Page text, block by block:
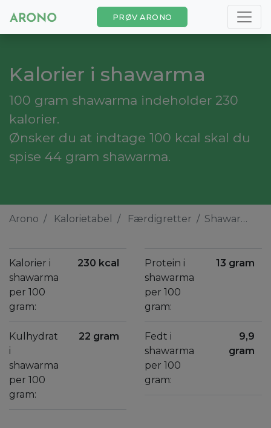
PRØV ARONO
Kalorier i shawarma
100 gram shawarma indeholder 230
kalorier.
Ønsker du at indtage 100 kcal skal du
spise 44 gram shawarma.
Arono Kalorietabel Færdigretter Shawarma
Kalorier i
shawarma
per 100
gram:
230 kcal
Kulhydrat
i
shawarma
per 100
gram:
22 gram
Protein i
shawarma
per 100
gram:
13 gram
Fedt i
shawarma
per 100
gram:
9,9
gram